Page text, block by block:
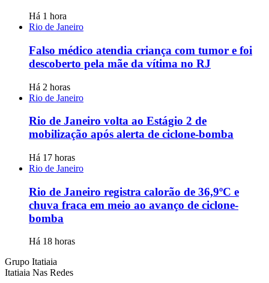
Há 1 hora
Rio de Janeiro
Falso médico atendia criança com tumor e foi
descoberto pela mãe da vítima no RJ
Há 2 horas
Rio de Janeiro
Rio de Janeiro volta ao Estágio 2 de
mobilização após alerta de ciclone-bomba
Há 17 horas
Rio de Janeiro
Rio de Janeiro registra calorão de 36,9ºC e
chuva fraca em meio ao avanço de ciclone-
bomba
Há 18 horas
Grupo Itatiaia
Itatiaia Nas Redes